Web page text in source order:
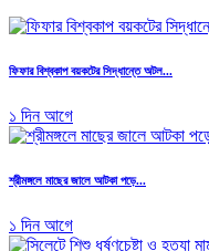
ফিফার বিশ্বকাপ বয়কটের সিদ্ধান্তে অটল...
১ দিন আগে
শ্রীমঙ্গলে মাছের জালে আটকা পড়ে...
১ দিন আগে